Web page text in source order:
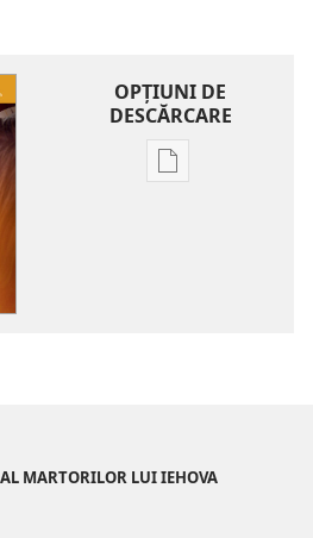
OPŢIUNI DE
DESCĂRCARE
Opțiuni
MARTORILOR LUI IEHOVA